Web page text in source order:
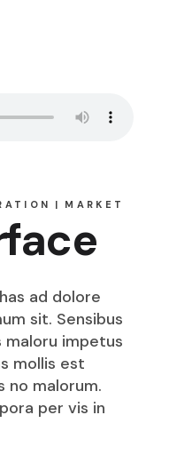
MARKET
ad dolore
sit. Sensibus
maloru impetus
mollis est
no malorum.
per vis in